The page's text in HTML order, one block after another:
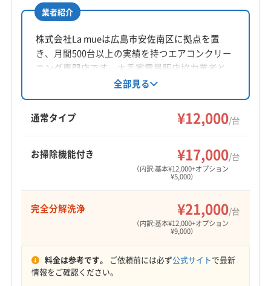
所在地
広島県広島市安芸区
対応地域
広島市安佐南区
広島市佐伯区
広島市西区 広島市中区
広島市東区
広島市南区
東広島市
安芸郡坂町
安芸郡府中町
定休日
電話番号
070-8427-1841
業者紹介
株式会社La mueは広島市安佐南区に拠点を置
き、月間500台以上の実績を持つエアコンクリー
ニング専門店です。大手家電量販店協力業者と
しての経験も豊富で、損害保険に加入済み。丁
寧かつスピーディーな作業、営業時間外の相談
も可能です。完全分解洗浄や防カビ・抗菌コー
ティングにも対応しています。
全部見る
通常タイプ ¥12,000/台
お掃除機能付き ¥17,000/台
（内訳:基本¥12,000+オプション
¥5,000）
完全分解洗浄 ¥21,000/台
（内訳:基本¥12,000+オプション
¥9,000）
料金は参考です。 ご依頼前には必ず公式サイトで最新
情報をご確認ください。